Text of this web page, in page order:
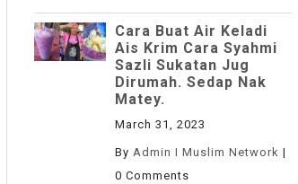
Cara Buat Air Keladi
Ais Krim Cara Syahmi
Sazli Sukatan Jug
Dirumah. Sedap Nak
Matey.
March 31, 2023
By Admin I Muslim Network |
0 Comments